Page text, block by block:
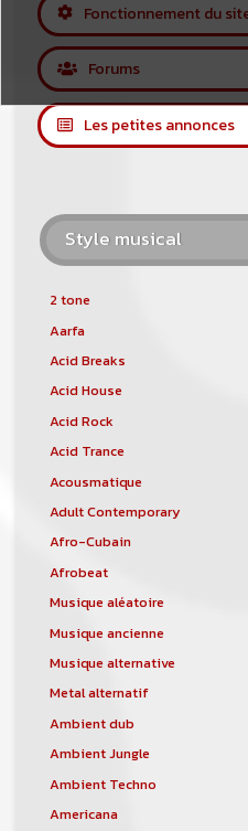
Fonctionnement du
Forums
Les petites annonces
Style musical
2 tone
Aarfa
Acid Breaks
Acid House
Acid Rock
Acid Trance
Acousmatique
Adult Contemporary
Afro-Cubain
Afrobeat
Musique aléatoire
Musique ancienne
Musique alternative
Metal alternatif
Ambient dub
Ambient Jungle
Ambient Techno
Americana